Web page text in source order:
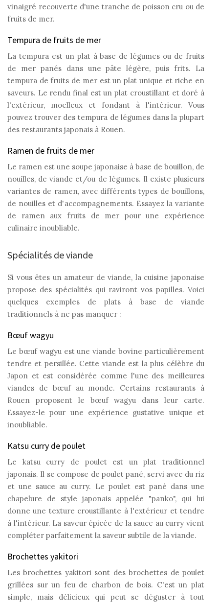
vinaigré recouverte d'une tranche de poisson cru ou de
fruits de mer.
Tempura de fruits de mer
La tempura est un plat à base de légumes ou de fruits
de mer panés dans une pâte légère, puis frits. La
tempura de fruits de mer est un plat unique et riche en
saveurs. Le rendu final est un plat croustillant et doré à
l'extérieur, moelleux et fondant à l'intérieur. Vous
pouvez trouver des tempura de légumes dans la plupart
des restaurants japonais à Rouen.
Ramen de fruits de mer
Le ramen est une soupe japonaise à base de bouillon, de
nouilles, de viande et/ou de légumes. Il existe plusieurs
variantes de ramen, avec différents types de bouillons,
de nouilles et d'accompagnements. Essayez la variante
de ramen aux fruits de mer pour une expérience
culinaire inoubliable.
Spécialités de viande
Si vous êtes un amateur de viande, la cuisine japonaise
propose des spécialités qui raviront vos papilles. Voici
quelques exemples de plats à base de viande
traditionnels à ne pas manquer :
Bœuf wagyu
Le bœuf wagyu est une viande bovine particulièrement
tendre et persillée. Cette viande est la plus célèbre du
Japon et est considérée comme l'une des meilleures
viandes de bœuf au monde. Certains restaurants à
Rouen proposent le bœuf wagyu dans leur carte.
Essayez-le pour une expérience gustative unique et
inoubliable.
Katsu curry de poulet
Le katsu curry de poulet est un plat traditionnel
japonais. Il se compose de poulet pané, servi avec du riz
et une sauce au curry. Le poulet est pané dans une
chapelure de style japonais appelée "panko", qui lui
donne une texture croustillante à l'extérieur et tendre
à l'intérieur. La saveur épicée de la sauce au curry vient
compléter parfaitement la saveur subtile de la viande.
Brochettes yakitori
Les brochettes yakitori sont des brochettes de poulet
grillées sur un feu de charbon de bois. C'est un plat
simple, mais délicieux qui peut se déguster à tout